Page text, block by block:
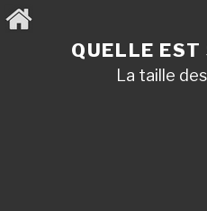
Aller
au
QUELLE
La taille